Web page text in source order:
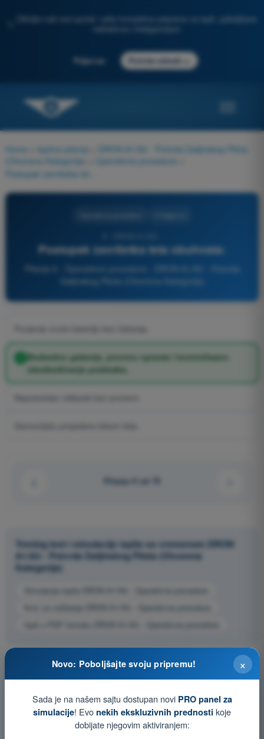
Otkrijte naš novi portal: vaša kompletna priprema za ispit, poboljšana
Prijavi se Počnite odmah
Home Ispitna pitanja
DRON A1/A3 - Potvrda Daljinskog Pilota
(Otvorena Kategorija)
Operativne procedure
Postupak završetka leta obuhvata:
Bezbedno gašenje, proveru opreme i kontrolisano
obezbeđivanje podataka.
Pitanje 9 od 75
Trening test i simulacije ispita sa vremenom DRON
A1/A3 - Potvrda Daljinskog Pilota (Otvorena
Kategorija)
Simulacija ispita DRON A1/A3 - Operativne procedure
Kviz za vežbanje DRON A1/A3 - Operativne procedure
Ispit u PDF formatu DRON A1/A3 - Operativne procedure
×
Novo: Poboljšajte svoju pripremu!
Sada je na našem sajtu dostupan novi PRO panel za
simulacije! Evo nekih ekskluzivnih prednosti koje
dobijate njegovim aktiviranjem: